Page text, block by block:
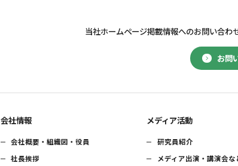
お問
当社ホームページ掲載情報へのお問い合わ
会社情報
会社概要・組織図・役員
社長挨拶
メディア活動
研究員紹介
メディア出演・講演会な